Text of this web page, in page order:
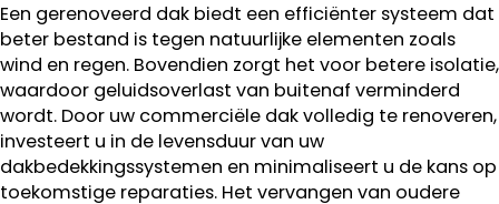
Een gerenoveerd dak biedt een efficiënter systeem dat
beter bestand is tegen natuurlijke elementen zoals
wind en regen. Bovendien zorgt het voor betere isolatie,
waardoor geluidsoverlast van buitenaf verminderd
wordt. Door uw commerciële dak volledig te renoveren,
investeert u in de levensduur van uw
dakbedekkingssystemen en minimaliseert u de kans op
toekomstige reparaties. Het vervangen van oudere